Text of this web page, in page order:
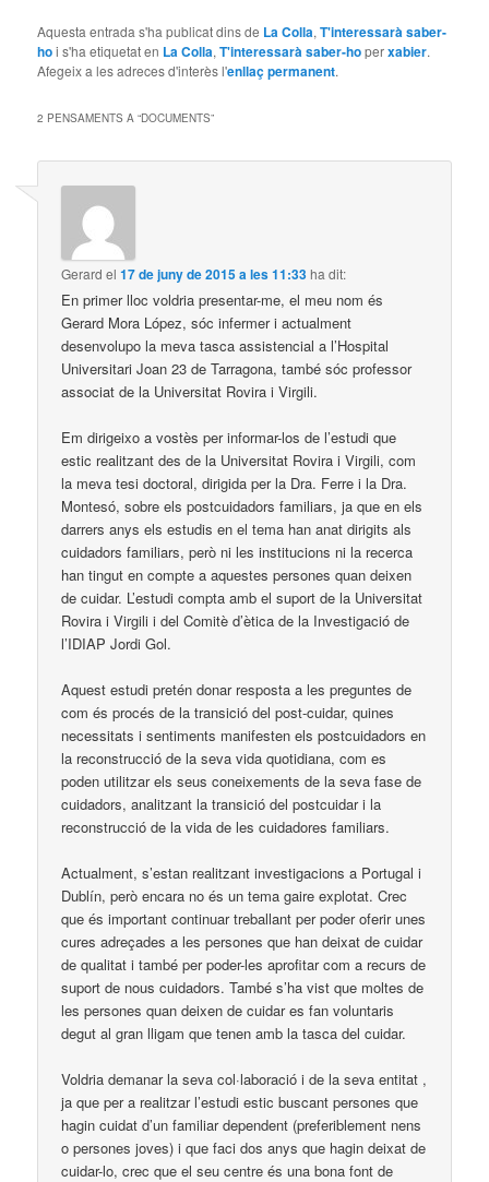
Aquesta entrada s'ha publicat dins de La Colla,T'interessarà saber-
hoi s'ha etiquetat en La Colla,T'interessarà saber-hoperxabier.
Afegeix a les adreces d'interès l'enllaç permanent.
2 PENSAMENTS A “DOCUMENTS”
Gerard el17 de juny de 2015 a les 11:33ha dit:
En primer lloc voldria presentar-me, el meu nom és
Gerard Mora López, sóc infermer i actualment
desenvolupo la meva tasca assistencial a l’Hospital
Universitari Joan 23 de Tarragona, també sóc professor
associat de la Universitat Rovira i Virgili.
Em dirigeixo a vostès per informar-los de l’estudi que
estic realitzant des de la Universitat Rovira i Virgili, com
la meva tesi doctoral, dirigida per la Dra. Ferre i la Dra.
Montesó, sobre els postcuidadors familiars, ja que en els
darrers anys els estudis en el tema han anat dirigits als
cuidadors familiars, però ni les institucions ni la recerca
han tingut en compte a aquestes persones quan deixen
de cuidar. L’estudi compta amb el suport de la Universitat
Rovira i Virgili i del Comitè d’ètica de la Investigació de
l’IDIAP Jordi Gol.
Aquest estudi pretén donar resposta a les preguntes de
com és procés de la transició del post-cuidar, quines
necessitats i sentiments manifesten els postcuidadors en
la reconstrucció de la seva vida quotidiana, com es
poden utilitzar els seus coneixements de la seva fase de
cuidadors, analitzant la transició del postcuidar i la
reconstrucció de la vida de les cuidadores familiars.
Actualment, s’estan realitzant investigacions a Portugal i
Dublín, però encara no és un tema gaire explotat. Crec
que és important continuar treballant per poder oferir unes
cures adreçades a les persones que han deixat de cuidar
de qualitat i també per poder-les aprofitar com a recurs de
suport de nous cuidadors. També s’ha vist que moltes de
les persones quan deixen de cuidar es fan voluntaris
degut al gran lligam que tenen amb la tasca del cuidar.
Voldria demanar la seva col·laboració i de la seva entitat ,
ja que per a realitzar l’estudi estic buscant persones que
hagin cuidat d’un familiar dependent (preferiblement nens
o persones joves) i que faci dos anys que hagin deixat de
cuidar-lo, crec que el seu centre és una bona font de